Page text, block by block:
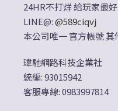
24HR不打烊 給玩家最
LINE@:@589ciqvj
本公司唯一 官方帳號 其
瑋馳網路科技企業社
統編: 93015942
客服專線: 0983997814